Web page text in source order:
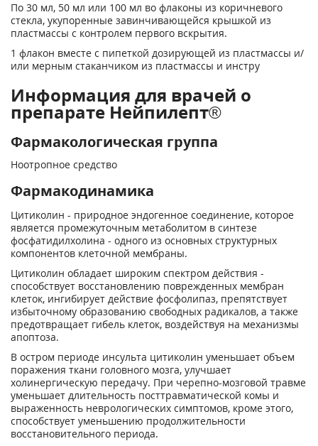
По 30 мл, 50 мл или 100 мл во флаконы из коричневого
стекла, укупоренные завинчивающейся крышкой из
пластмассы с контролем первого вскрытия.
1 флакон вместе с пипеткой дозирующей из пластмассы и/
или мерным стаканчиком из пластмассы и инстру
Информация для врачей о
препарате Нейпилепт®
Фармакологическая группа
Ноотропное средство
Фармакодинамика
Цитиколин - природное эндогенное соединение, которое
является промежуточным метаболитом в синтезе
фосфатидилхолина - одного из основных структурных
компонентов клеточной мембраны.
Цитиколин обладает широким спектром действия -
способствует восстановлению поврежденных мембран
клеток, ингибирует действие фосфолипаз, препятствует
избыточному образованию свободных радикалов, а также
предотвращает гибель клеток, воздействуя на механизмы
апоптоза.
В остром периоде инсульта цитиколин уменьшает объем
поражения ткани головного мозга, улучшает
холинергическую передачу. При черепно-мозговой травме
уменьшает длительность посттравматической комы и
выраженность неврологических симптомов, кроме этого,
способствует уменьшению продолжительности
восстановительного периода.